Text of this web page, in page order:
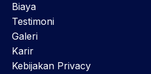
Biaya
Testimoni
Galeri
Karir
Kebijakan Privacy